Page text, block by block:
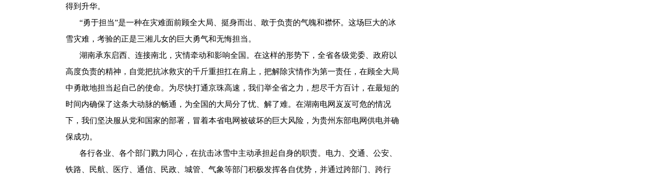
得到升华。
“勇于担当”是一种在灾难面前顾全大局、挺身而出、敢于负责的气魄和襟怀。这场巨大的冰
雪灾难，考验的正是三湘儿女的巨大勇气和无悔担当。
湖南承东启西、连接南北，灾情牵动和影响全国。在这样的形势下，全省各级党委、政府以
高度负责的精神，自觉把抗冰救灾的千斤重担扛在肩上，把解除灾情作为第一责任，在顾全大局
中勇敢地担当起自己的使命。为尽快打通京珠高速，我们举全省之力，想尽千方百计，在最短的
时间内确保了这条大动脉的畅通，为全国的大局分了忧、解了难。在湖南电网岌岌可危的情况
下，我们坚决服从党和国家的部署，冒着本省电网被破坏的巨大风险，为贵州东部电网供电并确
保成功。
各行各业、各个部门戮力同心，在抗击冰雪中主动承担起自身的职责。电力、交通、公安、
铁路、民航、医疗、通信、民政、城管、气象等部门积极发挥各自优势，并通过跨部门、跨行